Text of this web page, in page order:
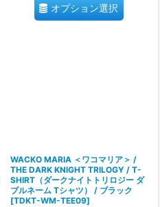
オプション選択
WACKO MARIA ＜ワコマリア＞ /
THE DARK KNIGHT TRILOGY / T-
SHIRT（ダークナイトトリロジー ダ
ブルネーム Tシャツ） / ブラック
[TDKT-WM-TEE09]